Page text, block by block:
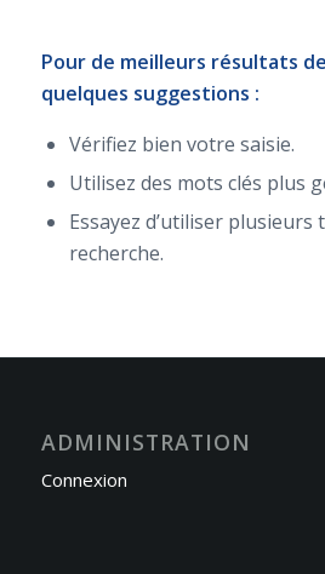
Pour de meilleurs résultats
quelques suggestions :
Vérifiez bien votre saisie.
Utilisez des mots clés plus
Essayez d’utiliser plusieurs
recherche.
ADMINISTRATION
Connexion